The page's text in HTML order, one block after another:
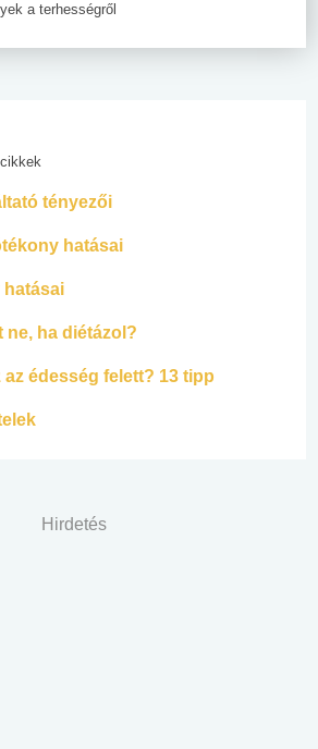
a terhességről
tényezői
hatásai
hatásai
ne, ha diétázol?
az édesség felett? 13 tipp
Hirdetés